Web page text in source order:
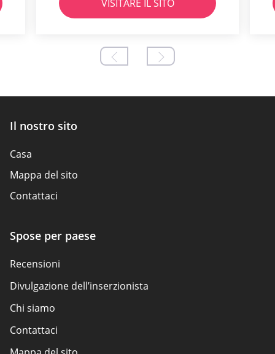
VISITARE IL SITO
Il nostro sito
Casa
Mappa del sito
Contattaci
Spose per paese
Recensioni
Divulgazione dell’inserzionista
Chi siamo
Contattaci